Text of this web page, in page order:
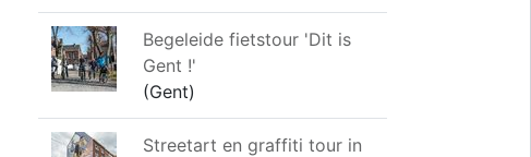
Begeleide fietstour 'Dit is
Gent !'
(Gent)
Streetart en graffiti tour in